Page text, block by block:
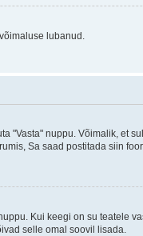
lubanud.
"Vasta" nuppu. Võimalik, et
Sa saad postitada siin
Kui keegi on su teatele
selle omal soovil lisada.